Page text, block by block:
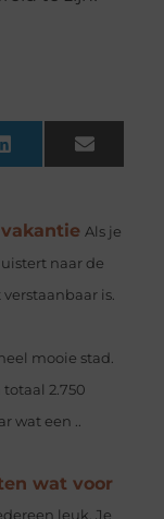
LinkedIn Email
Als je
naar de
is.
mooie stad.
2.750
wat een ..
wat voor
leuk. Je